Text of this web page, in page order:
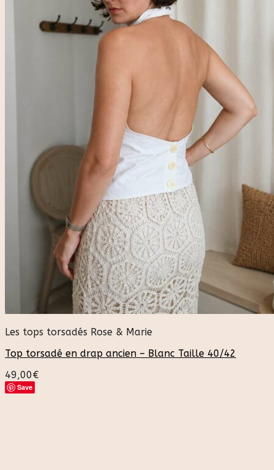
Les tops torsadés Rose & Marie
Top torsadé en drap ancien – Blanc Taille 40/42
49,00€
Save